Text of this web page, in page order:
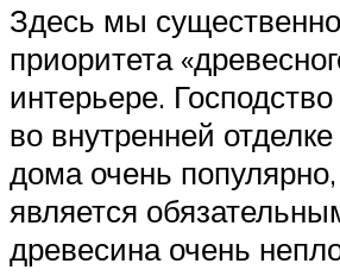
Здесь мы
приоритета
интерьере.
во внутренней
дома очень
является
древесина очень